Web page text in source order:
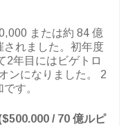
または約 84 億
されました。初年度
2年目にはビゲトロ
ンになりました。 2
す。
/ 70 億ルピ